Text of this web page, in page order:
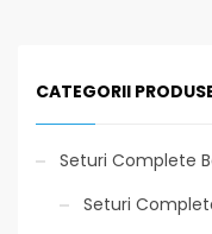
CATEGORII
Seturi Complete
Seturi